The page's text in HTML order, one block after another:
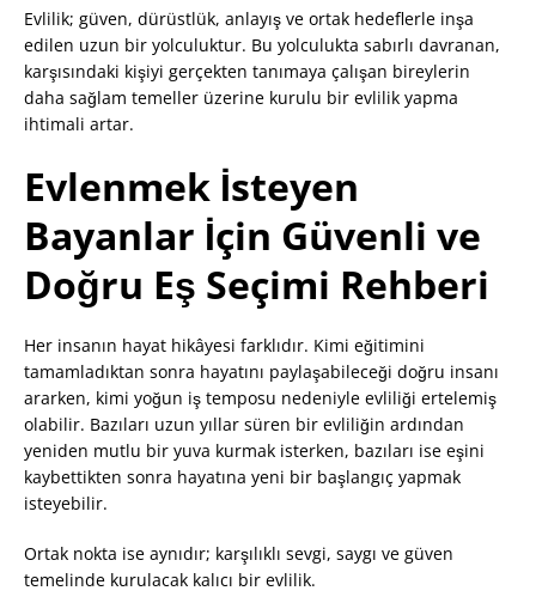
Evlilik; güven, dürüstlük, anlayış ve ortak hedeflerle inşa
edilen uzun bir yolculuktur. Bu yolculukta sabırlı davranan,
karşısındaki kişiyi gerçekten tanımaya çalışan bireylerin
daha sağlam temeller üzerine kurulu bir evlilik yapma
ihtimali artar.
Evlenmek İsteyen
Bayanlar İçin Güvenli ve
Doğru Eş Seçimi Rehberi
Her insanın hayat hikâyesi farklıdır. Kimi eğitimini
tamamladıktan sonra hayatını paylaşabileceği doğru insanı
ararken, kimi yoğun iş temposu nedeniyle evliliği ertelemiş
olabilir. Bazıları uzun yıllar süren bir evliliğin ardından
yeniden mutlu bir yuva kurmak isterken, bazıları ise eşini
kaybettikten sonra hayatına yeni bir başlangıç yapmak
isteyebilir.
Ortak nokta ise aynıdır; karşılıklı sevgi, saygı ve güven
temelinde kurulacak kalıcı bir evlilik.